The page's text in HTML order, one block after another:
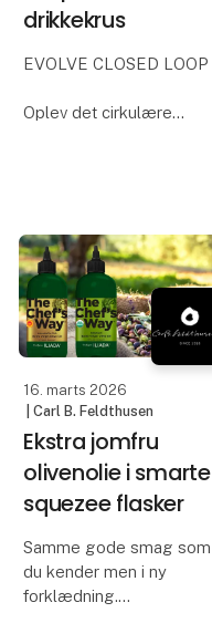
drikkekrus
EVOLVE CLOSED LOOP
Oplev det cirkulære
præsenterer vi offentligt
Evolve Closed Loop -
den komplette cirkulære
l
16. marts 2026
| Carl B. Feldthusen
Ekstra jomfru
olivenolie i smarte
squezee flasker
Samme gode smag som
du kender men i ny
forklædning.